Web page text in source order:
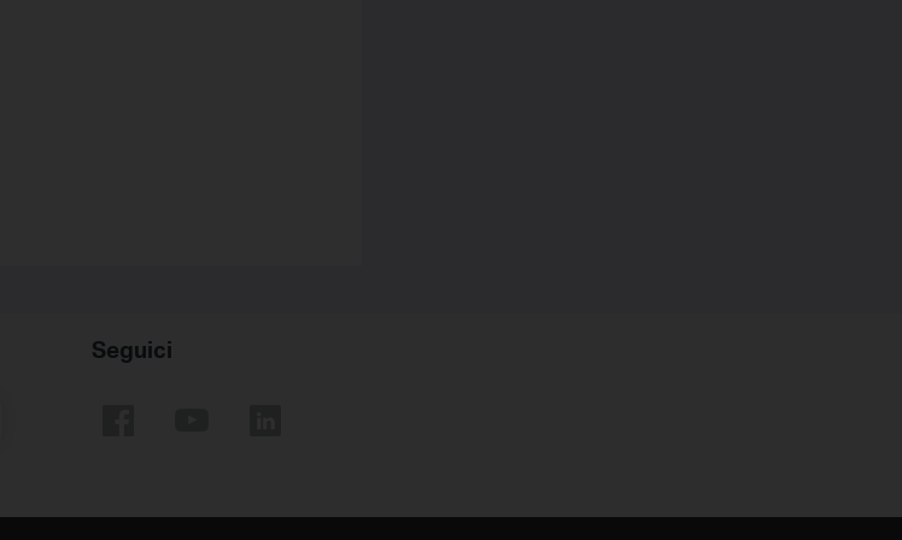
Seguici